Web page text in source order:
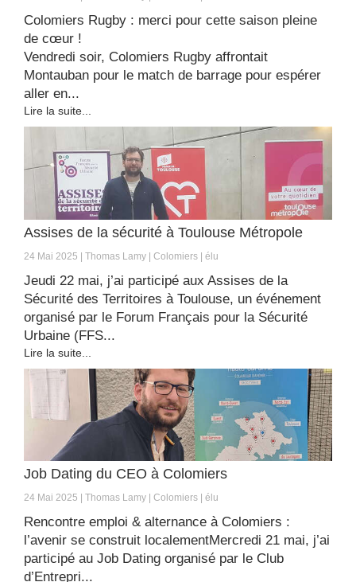
Colomiers Rugby : merci pour cette saison pleine
de cœur !
Vendredi soir, Colomiers Rugby affrontait
Montauban pour le match de barrage pour espérer
aller en...
Lire la suite...
Assises de la sécurité à Toulouse Métropole
24 Mai 2025 Thomas Lamy Colomiers élu
Jeudi 22 mai, j’ai participé aux Assises de la
Sécurité des Territoires à Toulouse, un événement
organisé par le Forum Français pour la Sécurité
Urbaine (FFS...
Lire la suite...
Job Dating du CEO à Colomiers
24 Mai 2025 Thomas Lamy Colomiers élu
Rencontre emploi & alternance à Colomiers :
l’avenir se construit localementMercredi 21 mai, j’ai
participé au Job Dating organisé par le Club
d’Entrepri...